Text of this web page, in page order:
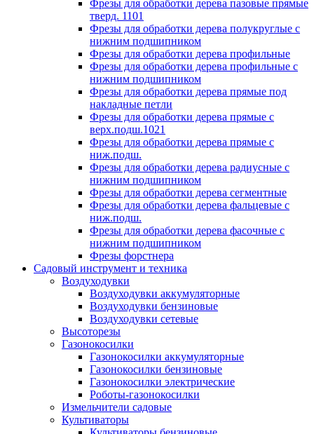
Фрезы для обработки дерева пазовые прямые
тверд. 1101
Фрезы для обработки дерева полукруглые с
нижним подшипником
Фрезы для обработки дерева профильные
Фрезы для обработки дерева профильные с
нижним подшипником
Фрезы для обработки дерева прямые под
накладные петли
Фрезы для обработки дерева прямые с
верх.подш.1021
Фрезы для обработки дерева прямые с
ниж.подш.
Фрезы для обработки дерева радиусные с
нижним подшипником
Фрезы для обработки дерева сегментные
Фрезы для обработки дерева фальцевые с
ниж.подш.
Фрезы для обработки дерева фасочные с
нижним подшипником
Фрезы форстнера
Садовый инструмент и техника
Воздуходувки
Воздуходувки аккумуляторные
Воздуходувки бензиновые
Воздуходувки сетевые
Высоторезы
Газонокосилки
Газонокосилки аккумуляторные
Газонокосилки бензиновые
Газонокосилки электрические
Роботы-газонокосилки
Измельчители садовые
Культиваторы